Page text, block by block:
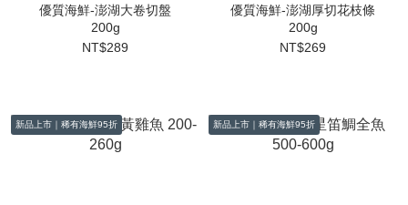
優質海鮮-澎湖大卷切盤
200g
NT$289
優質海鮮-澎湖厚切花枝條
200g
NT$269
新品上市｜稀有海鮮95折 新品上市｜稀有海鮮95折